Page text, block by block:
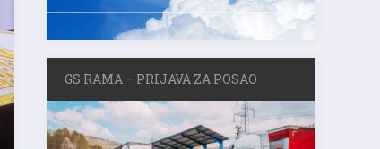
GS RAMA – PRIJAVA ZA POSAO